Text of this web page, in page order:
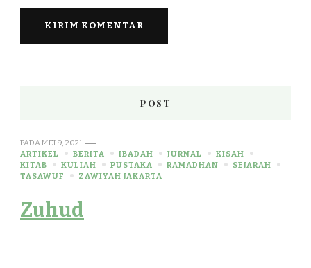
POST
PADAMEI 9, 2021
ARTIKEL
BERITA IBADAH JURNAL
KISAH
KITAB
KULIAH PUSTAKA RAMADHAN
SEJARAH
TASAWUF
ZAWIYAH JAKARTA
Zuhud